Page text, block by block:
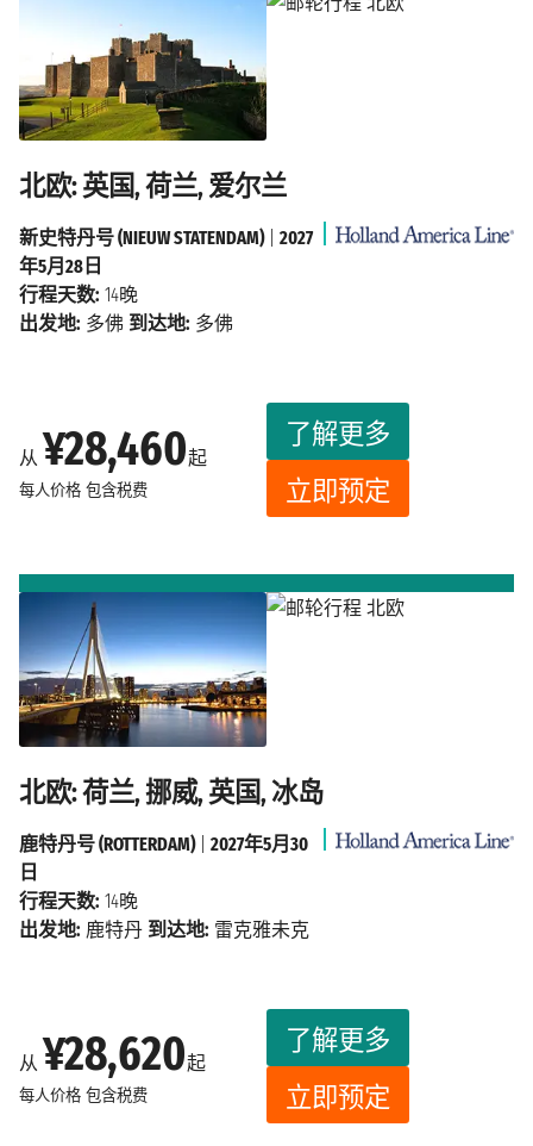
北欧: 英国, 荷兰, 爱尔兰
从 ¥28,460起
每人价格 包含税费
了解更多
立即预定
新史特丹号 (NIEUW STATENDAM)| 2027
年5月28日
行程天数: 14晚
出发地: 多佛 到达地: 多佛
北欧: 荷兰, 挪威, 英国, 冰岛
从 ¥28,620起
每人价格 包含税费
了解更多
立即预定
鹿特丹号 (ROTTERDAM)| 2027年5月30
日
行程天数: 14晚
出发地: 鹿特丹 到达地: 雷克雅未克